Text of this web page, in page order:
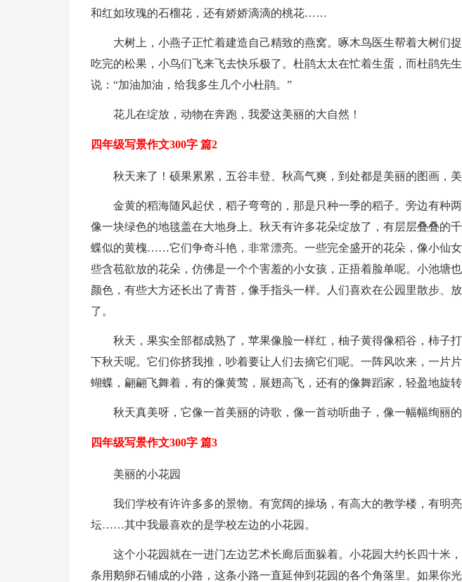
和红如玫瑰的石榴花，还有娇娇滴滴的桃花……
大树上，小燕子正忙着建造自己精致的燕窝。啄木鸟医生帮着大树们
吃完的松果，小鸟们飞来飞去快乐极了。杜鹃太太在忙着生蛋，而杜鹃先
说：“加油加油，给我多生几个小杜鹃。”
花儿在绽放，动物在奔跑，我爱这美丽的大自然！
四年级写景作文300字 篇2
秋天来了！硕果累累，五谷丰登、秋高气爽，到处都是美丽的图画，美
金黄的稻海随风起伏，稻子弯弯的，那是只种一季的稻子。旁边有种
像一块绿色的地毯盖在大地身上。秋天有许多花朵绽放了，有层层叠叠的
蝶似的黄槐……它们争奇斗艳，非常漂亮。一些完全盛开的花朵，像小仙
些含苞欲放的花朵，仿佛是一个个害羞的小女孩，正捂着脸单呢。小池塘
颜色，有些大方还长出了青苔，像手指头一样。人们喜欢在公园里散步、
了。
秋天，果实全部都成熟了，苹果像脸一样红，柚子黄得像稻谷，柿子
下秋天呢。它们你挤我推，吵着要让人们去摘它们呢。一阵风吹来，一片
蝴蝶，翩翩飞舞着，有的像黄莺，展翅高飞，还有的像舞蹈家，轻盈地旋转
秋天真美呀，它像一首美丽的诗歌，像一首动听曲子，像一幅幅绚丽的
四年级写景作文300字 篇3
美丽的小花园
我们学校有许许多多的景物。有宽阔的操场，有高大的教学楼，有明
坛……其中我最喜欢的是学校左边的小花园。
这个小花园就在一进门左边艺术长廊后面躲着。小花园大约长四十米
条用鹅卵石铺成的小路，这条小路一直延伸到花园的各个角落里。如果你